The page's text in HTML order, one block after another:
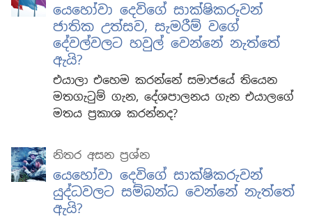
යෙහෝවා දෙවිගේ සාක්ෂිකරුවන්
ජාතික උත්සව, සැමරීම් වගේ
දේවල්වලට හවුල් වෙන්නේ නැත්තේ
ඇයි?
එයාලා එහෙම කරන්නේ සමාජයේ තියෙන
මතගැටුම් ගැන, දේශපාලනය ගැන එයාලගේ
මතය ප්‍රකාශ කරන්නද?
නිතර අසන ප්‍රශ්න
යෙහෝවා දෙවිගේ සාක්ෂිකරුවන්
යුද්ධවලට සම්බන්ධ වෙන්නේ නැත්තේ
ඇයි?